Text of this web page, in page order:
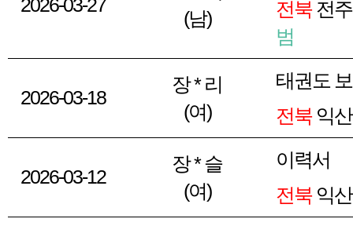
2026-03-27
(남)
전북전주
범
2026-03-18
장 * 리
(여)
태권도
전북익
2026-03-12
장 * 슬
(여)
이력서
전북익